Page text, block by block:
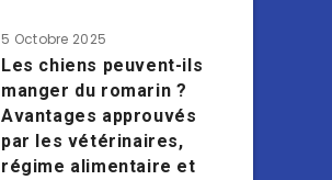
5 Octobre 2025
Les chiens peuvent-ils
manger du romarin ?
Avantages approuvés
par les vétérinaires,
régime alimentaire et